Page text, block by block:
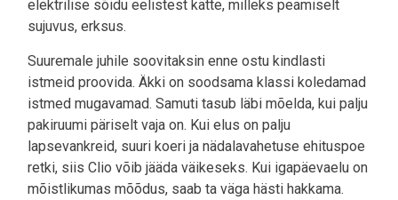
elektrilise sõidu eelistest kätte, milleks peamiselt
sujuvus, erksus.
Suuremale juhile soovitaksin enne ostu kindlasti
istmeid proovida. Äkki on soodsama klassi koledamad
istmed mugavamad. Samuti tasub läbi mõelda, kui palju
pakiruumi päriselt vaja on. Kui elus on palju
lapsevankreid, suuri koeri ja nädalavahetuse ehituspoe
retki, siis Clio võib jääda väikeseks. Kui igapäevaelu on
mõistlikumas mõõdus, saab ta väga hästi hakkama.